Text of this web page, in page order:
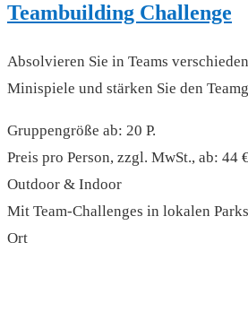
Teambuilding Challenge
Absolvieren Sie in Teams
Minispiele und stärken Sie den
Gruppengröße ab: 20 P.
Preis pro Person, zzgl. MwSt., ab: 44
Outdoor & Indoor
Mit Team-Challenges in lokalen
Ort